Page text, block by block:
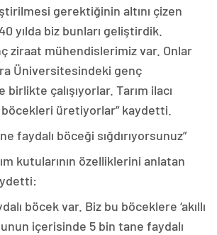
gerektiğinin altını çizen
yılda biz bunları geliştirdik.
ziraat mühendislerimiz var. Onlar
Üniversitesindeki genç
çalışıyorlar. Tarım ilacı
üretiyorlar” kaydetti.
faydalı böceği sığdırıyorsunuz”
kutularının özelliklerini anlatan
böcek var. Biz bu böceklere ‘akıllı
içerisinde 5 bin tane faydalı